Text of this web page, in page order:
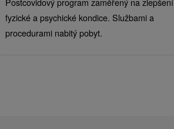
fyzické a psychické kondice. Službami a
procedurami nabitý pobyt.